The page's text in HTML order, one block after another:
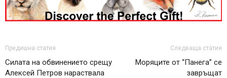
Предишна статия
Силата на обвинението срещу
Алексей Петров нараствала
Следваща статия
Моряците от “Панега” се
завръщат